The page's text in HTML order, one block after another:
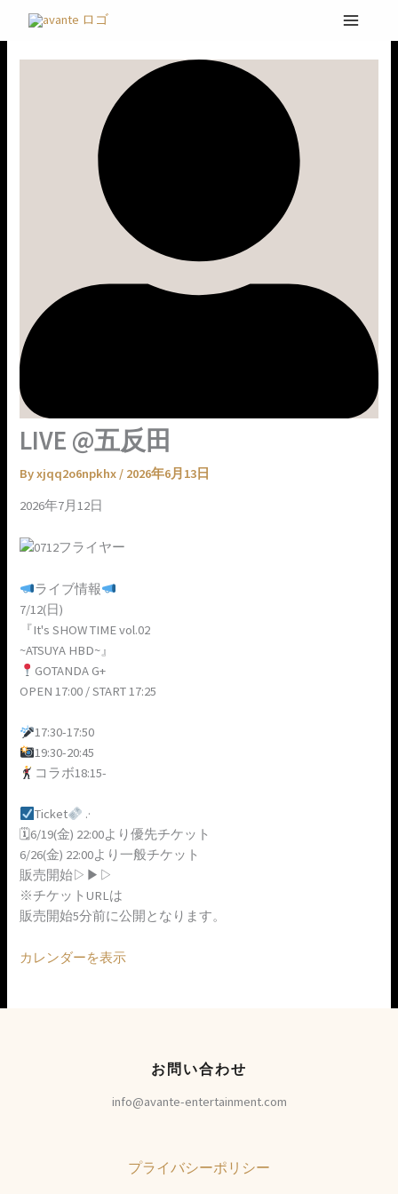
LIVE @五反田
Byxjqq2o6npkhx / 2026年6月13日
@
2026年7月12日
ライブ情報
7/12(日)
『It's SHOW TIME vol.02
~ATSUYA HBD~』
GOTANDA G+
OPEN 17:00 / START 17:25
17:30-17:50
19:30-20:45
コラボ18:15-
Ticket
.·
🗓6/19(金) 22:00より優先チケット
6/26(金) 22:00より一般チケット
販売開始▷▶︎▷
※チケットURLは
販売開始5分前に公開となります。
カレンダーを表示
お問い合わせ
info@avante-entertainment.com
プライバシーポリシー